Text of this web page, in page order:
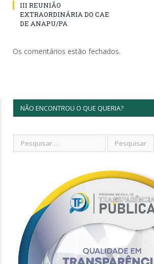
III REUNIÃO
EXTRAORDINÁRIA DO CAE
DE ANAPU/PA
Os comentários estão fechados.
NÃO ENCONTROU O QUE QUERIA?